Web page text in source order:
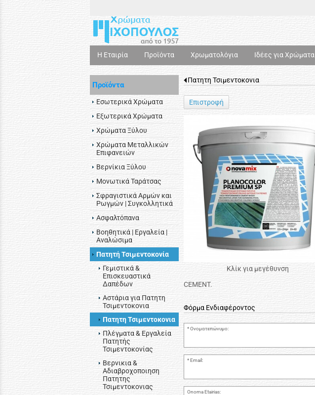
Η Εταιρία Προϊόντα Χρωματολόγια Ιδέες για Χρώματα
Προϊόντα
Εσωτερικά Χρώματα
Εξωτερικά Χρώματα
Χρώματα Ξύλου
Χρώματα Μεταλλικών
Επιφανειών
Βερνίκια Ξύλου
Μονωτικά Ταράτσας
Σφραγιστικά Αρμών και
Ρωγμών | Συγκολλητικά
Ασφαλτόπανα
Βοηθητικά | Εργαλεία |
Αναλώσιμα
Πατητή Τσιμεντοκονία
Γεμιστικά &
Επισκευαστικά
Δαπέδων
Αστάρια για Πατητη
Τσιμεντοκονια
Πατητη Τσιμεντοκονια
Πλέγματα & Εργαλεία
Πατητής
Τσιμεντοκονίας
Βερνικια &
Αδιαβροχοποιηση
Πατητης
Τσιμεντοκονιας
Πατητη Τσιμεντοκονια
Επιστροφή
Κλίκ για μεγέθυνση
CEMENT.
Φόρμα Ενδιαφέροντος
Ονοματεπώνυμο:
Email:
Onoma Etairias: